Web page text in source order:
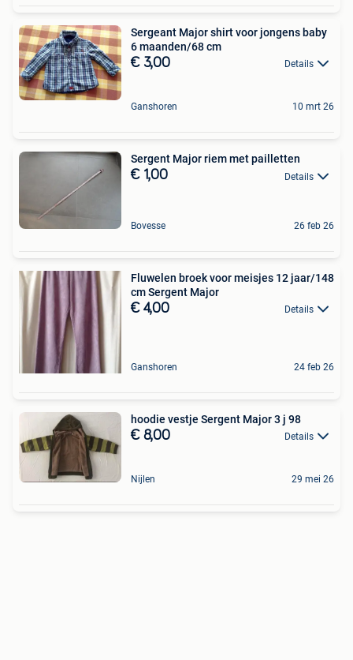
Sergeant Major shirt voor jongens baby
6 maanden/68 cm
€ 3,00 Details
Ganshoren 10 mrt 26
Sergent Major riem met pailletten
€ 1,00 Details
Bovesse 26 feb 26
Fluwelen broek voor meisjes 12 jaar/148
cm Sergent Major
€ 4,00 Details
Ganshoren 24 feb 26
hoodie vestje Sergent Major 3 j 98
€ 8,00 Details
Nijlen 29 mei 26